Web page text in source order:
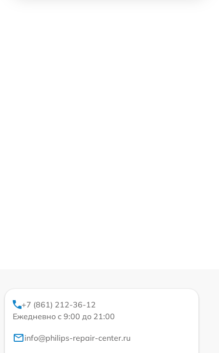
+7 (861) 212-36-12
Ежедневно с 9:00 до 21:00
info@philips-repair-center.ru